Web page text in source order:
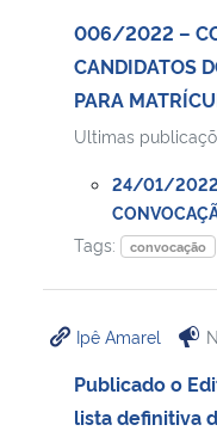
006/2022 –
CANDIDATOS
PARA
Ultimas
24/01/2022
Tags:
convocação
Ipê Amarel
Publicado o
lista definitiva